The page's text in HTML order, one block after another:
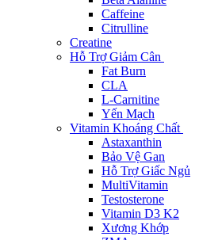
Caffeine
Citrulline
Creatine
Hỗ Trợ Giảm Cân
Fat Burn
CLA
L-Carnitine
Yến Mạch
Vitamin Khoáng Chất
Astaxanthin
Bảo Vệ Gan
Hỗ Trợ Giấc Ngủ
MultiVitamin
Testosterone
Vitamin D3 K2
Xương Khớp